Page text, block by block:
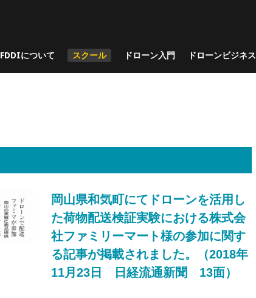
FDDIについて スクール ドローン入門 ドローンビジネス
岡山県和気町にてドローンを活用し
た荷物配送検証実験における株式会
社ファミリーマート様の参加に関す
る記事が掲載されました。（2018年
11月23日 日経流通新聞 13面）